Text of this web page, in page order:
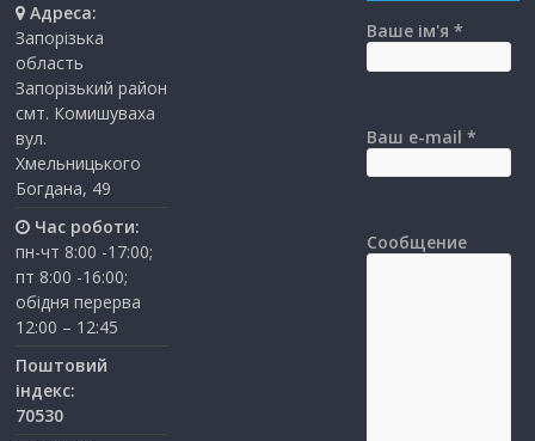
Адреса:
Запорізька
область
Запорізький район
смт. Комишуваха
вул.
Хмельницького
Богдана, 49
Час роботи:
пн-чт 8:00 -17:00;
пт 8:00 -16:00;
обідня перерва
12:00 – 12:45
Поштовий
індекс:
70530
Ваше ім'я *
Ваш e-mail *
Сообщение